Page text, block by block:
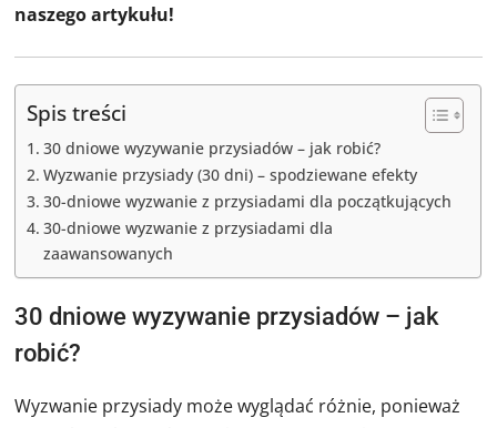
naszego artykułu!
Spis treści
30 dniowe wyzywanie przysiadów – jak robić?
Wyzwanie przysiady (30 dni) – spodziewane efekty
30-dniowe wyzwanie z przysiadami dla początkujących
30-dniowe wyzwanie z przysiadami dla
zaawansowanych
30 dniowe wyzywanie przysiadów – jak
robić?
Wyzwanie przysiady może wyglądać różnie, ponieważ